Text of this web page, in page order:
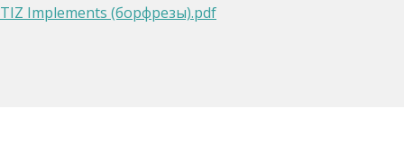
TIZ Implements (борфрезы).pdf